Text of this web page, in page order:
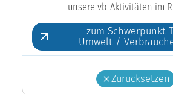
unsere vb-Aktivitäten im
zum Schwerpunkt-
Umwelt /
Zurücksetzen